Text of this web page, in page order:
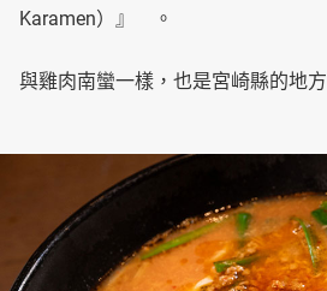
Karamen）』 。
與雞肉南蠻一樣，也是宮崎縣的地方